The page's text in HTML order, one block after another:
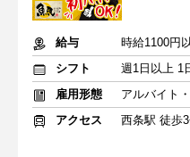
給与
シフト
雇用形態
アルバイト
アクセス
西条駅 徒歩